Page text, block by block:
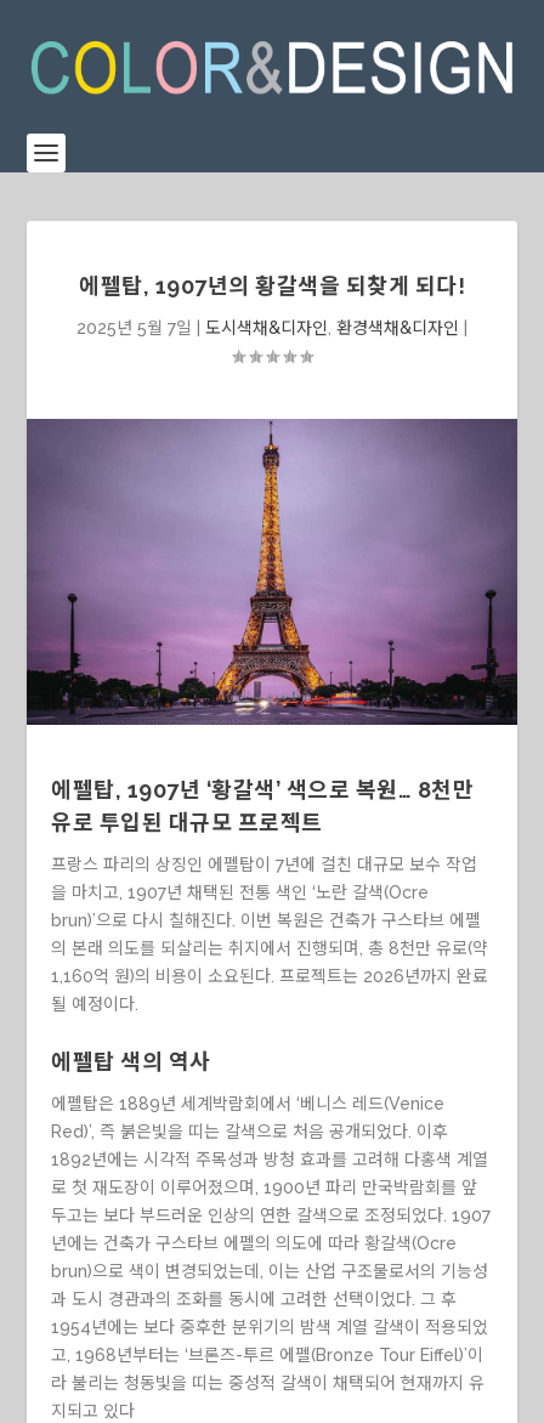
에펠탑, 1907년의 황갈색을 되찾게 되다!
2025년 5월 7일 도시색채&디자인 환경색채&디자인
에펠탑, 1907년 ‘황갈색’ 색으로 복원… 8천만
유로 투입된 대규모 프로젝트
프랑스 파리의 상징인 에펠탑이 7년에 걸친 대규모 보수 작업
을 마치고, 1907년 채택된 전통 색인 ‘노란 갈색(Ocre
brun)’으로 다시 칠해진다. 이번 복원은 건축가 구스타브 에펠
의 본래 의도를 되살리는 취지에서 진행되며, 총 8천만 유로(약
1,160억 원)의 비용이 소요된다. 프로젝트는 2026년까지 완료
될 예정이다.
에펠탑 색의 역사
에펠탑은 1889년 세계박람회에서 ‘베니스 레드(Venice
Red)’, 즉 붉은빛을 띠는 갈색으로 처음 공개되었다. 이후
1892년에는 시각적 주목성과 방청 효과를 고려해 다홍색 계열
로 첫 재도장이 이루어졌으며, 1900년 파리 만국박람회를 앞
두고는 보다 부드러운 인상의 연한 갈색으로 조정되었다. 1907
년에는 건축가 구스타브 에펠의 의도에 따라 황갈색(Ocre
brun)으로 색이 변경되었는데, 이는 산업 구조물로서의 기능성
과 도시 경관과의 조화를 동시에 고려한 선택이었다. 그 후
1954년에는 보다 중후한 분위기의 밤색 계열 갈색이 적용되었
고, 1968년부터는 ‘브론즈-투르 에펠(Bronze Tour Eiffel)’이
라 불리는 청동빛을 띠는 중성적 갈색이 채택되어 현재까지 유
지되고 있다